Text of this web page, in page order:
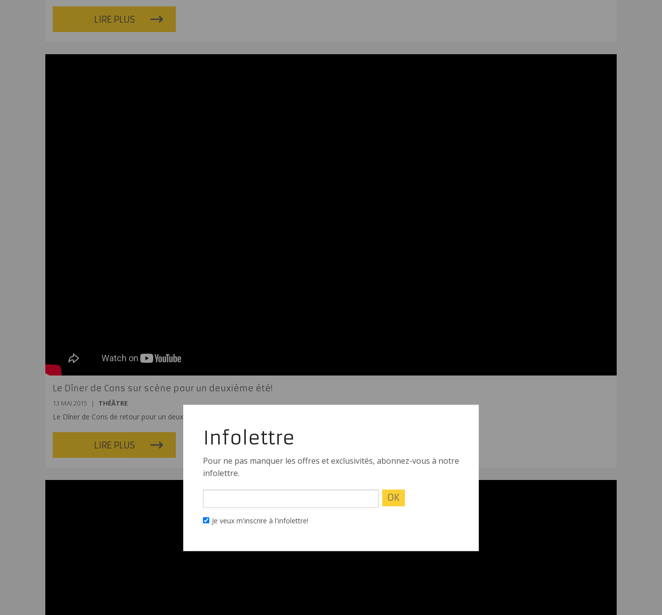
LIRE PLUS
Le Dîner de Cons sur scène pour un deuxième été!
13 MAI 2015 | THÉÂTRE
Le Dîner de Cons de retour pour un deuxième été!
LIRE PLUS Infolettre
Pour ne pas manquer les offres et exclusivités, abonnez-vous à notre
infolettre.
Je veux m'inscrire à l'infolettre!